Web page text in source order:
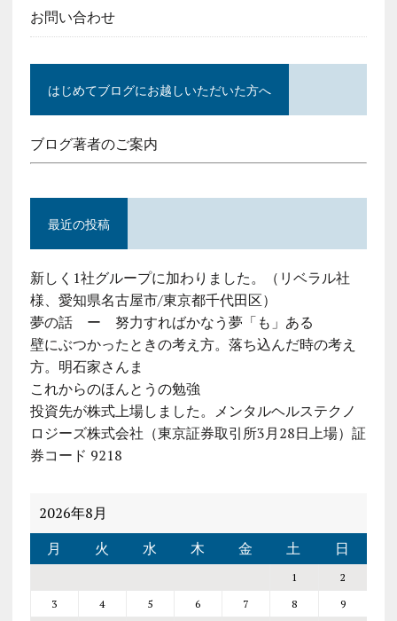
お問い合わせ
はじめてブログにお越しいただいた方へ
ブログ著者のご案内
最近の投稿
新しく1社グループに加わりました。（リベラル社
様、愛知県名古屋市/東京都千代田区）
夢の話 ー 努力すればかなう夢「も」ある
壁にぶつかったときの考え方。落ち込んだ時の考え
方。明石家さんま
これからのほんとうの勉強
投資先が株式上場しました。メンタルヘルステクノ
ロジーズ株式会社（東京証券取引所3月28日上場）証
券コード 9218
2026年8月
月
火 水 木 金 土 日
1
2
3
4 5 6 7 8
9